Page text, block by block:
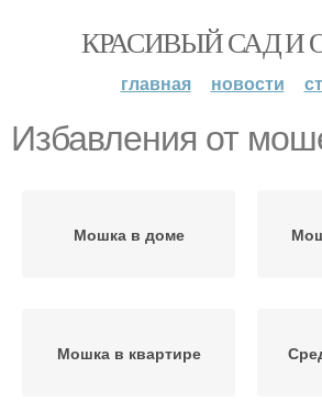
КРАСИВЫЙ САД И
главная новости
Избавления от
Мошка в доме
Мошка в квартире